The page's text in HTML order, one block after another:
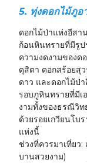
5. ทุ่งดอกไม้ภูอ
ดอกไม้ป่าแห่งอีสา
ก้อนหินทรายที่มีรู
ความงดงามของ
ดุสิตา ดอกสร้อยสุ
ดาว และดอกไม้ป่
รอบภูหินทรายที่มีเ
งามทั้งของธรณีวิท
ด้วยรอยเกวียนโบ
แห่งนี้
ช่วงที่ควรมาเที่ยว:
บานสวยงาม)